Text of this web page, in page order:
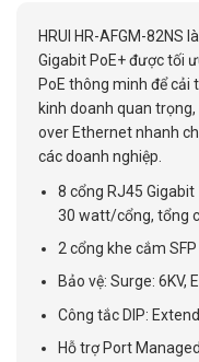
HRUI HR-AFGM-82NS
Gigabit PoE+ được tối
PoE thông minh để cải
kinh doanh quan
over Ethernet nhanh
các doanh nghiệp.
8 cổng RJ45
30 watt/cổng, tổng
2 cổng khe cắm SFP
Bảo vệ: Surge: 6KV,
Công tắc DIP:
Hỗ trợ Port